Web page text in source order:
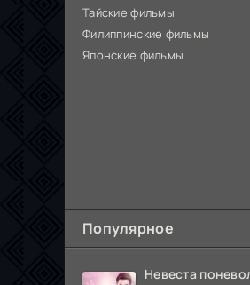
Тайские фильмы
Филиппинские фильмы
Японские фильмы
Популярное
Невеста